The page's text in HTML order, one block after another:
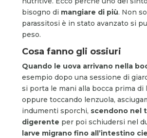
bisogno di mangiare di più. Non
parassitosi è in stato avanzato si
peso.
Cosa fanno gli ossiuri
Quando le uova arrivano nella
esempio dopo una sessione di
si porta le mani alla bocca prima di
oppure toccando lenzuola,
indumenti sporchi, scendono nel
digerente per poi schiudersi nel
larve migrano fino all’intestino